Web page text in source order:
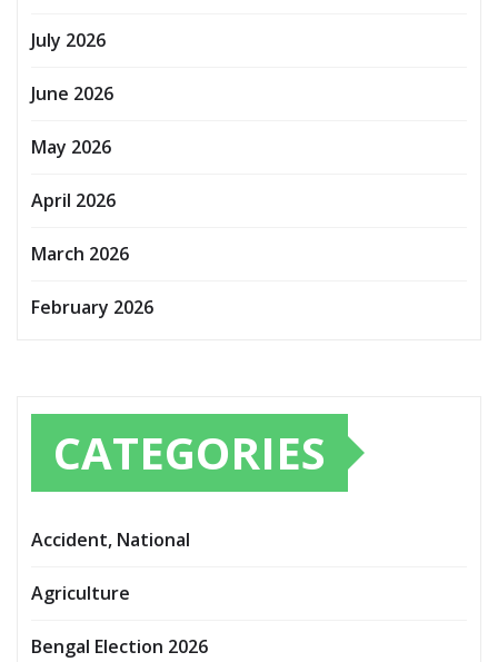
July 2026
June 2026
May 2026
April 2026
March 2026
February 2026
CATEGORIES
Accident, National
Agriculture
Bengal Election 2026